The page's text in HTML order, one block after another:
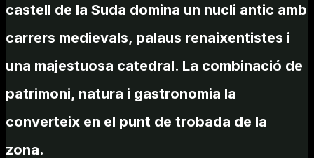
castell de la Suda domina un nucli antic amb
carrers medievals, palaus renaixentistes i
una majestuosa catedral. La combinació de
patrimoni, natura i gastronomia la
converteix en el punt de trobada de la
zona.